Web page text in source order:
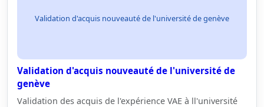
Validation d'acquis nouveauté de l'université de genève
Validation d'acquis nouveauté de l'université de
genève
Validation des acquis de l'expérience VAE à ll'université